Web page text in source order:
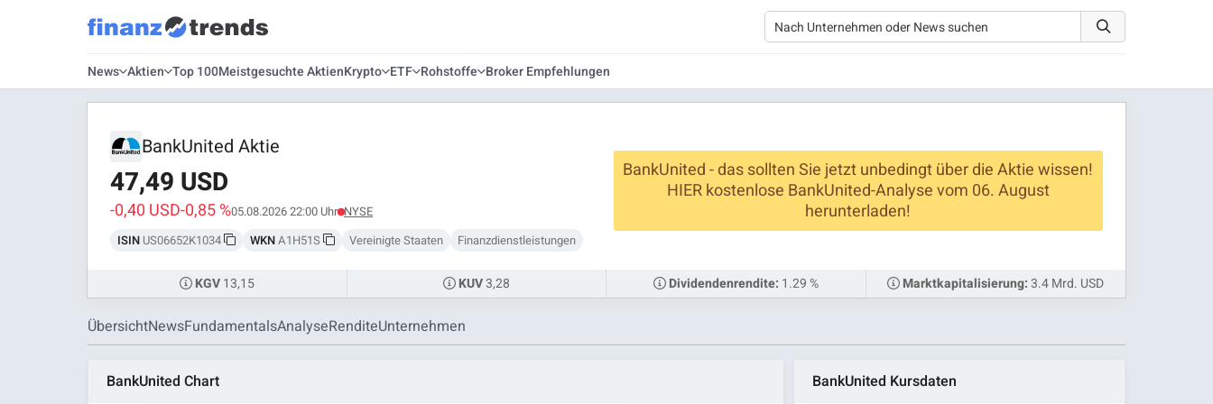
News Aktien Top 100Meistgesuchte AktienKrypto ETF Rohstoffe Broker Empfehlungen
BankUnited Aktie
47,49 USD
-0,40 USD-0,85 %05.08.2026 22:00 Uhr NYSE
ISIN US06652K1034 WKNA1H51S Vereinigte Staaten Finanzdienstleistungen
BankUnited - das sollten Sie jetzt unbedingt über die Aktie wissen!
HIER kostenlose BankUnited-Analyse vom 06. August
herunterladen!
KGV13,15 KUV3,28 Dividendenrendite: 1.29 % Marktkapitalisierung:3.4 Mrd. USD
ÜbersichtNewsFundamentalsAnalyseRenditeUnternehmen
BankUnited Chart BankUnited Kursdaten